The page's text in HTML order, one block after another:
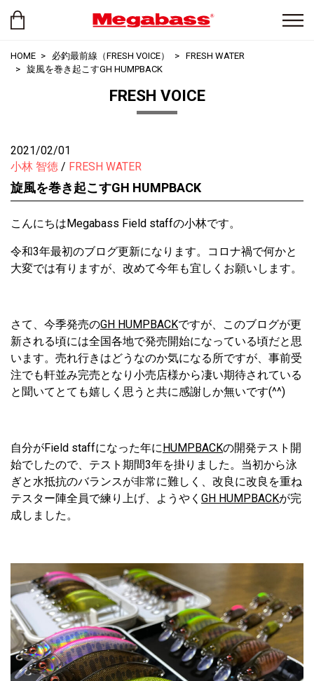
HOME 必釣最前線（FRESH VOICE）
FRESH WATER
旋風を巻き起こすGH HUMPBACK
FRESH VOICE
2021/02/01
小林 智徳
FRESH WATER
旋風を巻き起こすGH HUMPBACK
こんにちはMegabass Field staffの小林です。
令和3年最初のブログ更新になります。コロナ禍で何かと
大変では有りますが、改めて今年も宜しくお願いします。
さて、今季発売のGH HUMPBACKですが、このブログが更
新される頃には全国各地で発売開始になっている頃だと思
います。売れ行きはどうなのか気になる所ですが、事前受
注でも軒並み完売となり小売店様から凄い期待されている
と聞いてとても嬉しく思うと共に感謝しか無いです(^^)
自分がField staffになった年にHUMPBACKの開発テスト開
始でしたので、テスト期間3年を掛りました。当初から泳
ぎと水抵抗のバランスが非常に難しく、改良に改良を重ね
テスター陣全員で練り上げ、ようやく GH HUMPBACKが完
成しました。